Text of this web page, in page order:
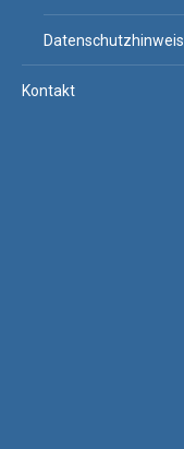
Datenschutzhinweis
Kontakt